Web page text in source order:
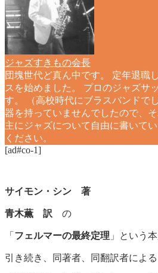
ジャズすきもの会長
団塊世代ど真ん中です。 定年退職
スを始めました。 プロのジャズサ
す。 （高校時代にブラスバンドで
器を持っていませんでしたので、
主にジャズについて自由に書いて
ください。
[ad#co-1]
サイモン・シン 著
青木薫 訳 の
「 フェルマーの最終定理 」という
引き続き、同著者、同翻訳者による